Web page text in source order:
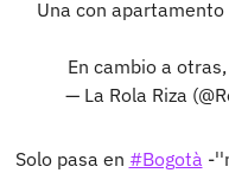
Una con
En cambio a
— La Rola Riza
Solo pasa en #Bogotà -